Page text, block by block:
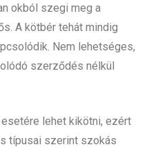
okból szegi meg a
A kötbér tehát mindig
Nem lehetséges,
szerződés nélkül
lehet kikötni, ezért
típusai szerint szokás